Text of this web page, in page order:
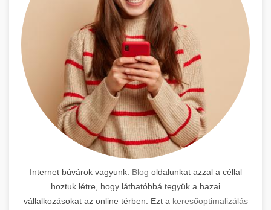
Internet búvárok vagyunk. Blog oldalunkat azzal a céllal
hoztuk létre, hogy láthatóbbá tegyük a hazai
vállalkozásokat az online térben. Ezt a keresőoptimalizálás